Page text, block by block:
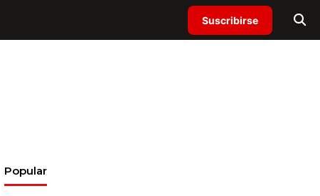
Suscribirse
Popular